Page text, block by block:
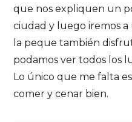
que nos expliquen un
ciudad y luego iremos a
la peque también
podamos ver todos los
Lo único que me falta
comer y cenar bien.